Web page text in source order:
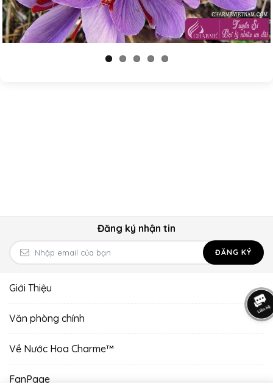
Đăng ký nhận tin
ĐĂNG KÝ
Giới Thiệu
Văn phòng chính
Về Nước Hoa Charme™
FanPage